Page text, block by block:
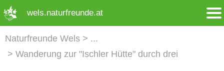
wels.naturfreunde.at
Naturfreunde Wels
Wanderung zur "Ischler Hütte" durch drei